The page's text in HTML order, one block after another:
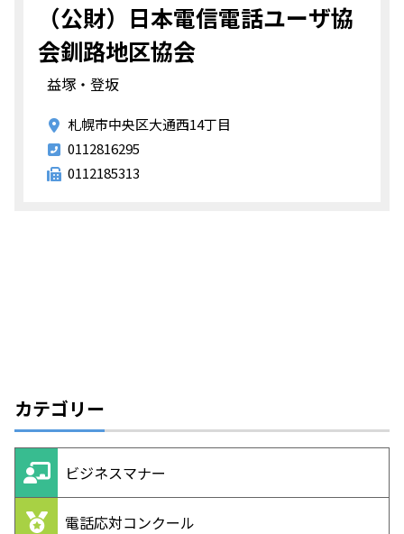
（公財）日本電信電話ユーザ協
会釧路地区協会
益塚・登坂
札幌市中央区大通西14丁目
0112816295
0112185313
カテゴリー
ビジネスマナー
電話応対コンクール